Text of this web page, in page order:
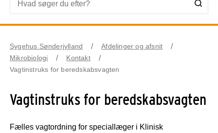
Sygehus Sønderjylland
Afdelinger og afsnit
Mikrobiologi
Kontakt
Vagtinstruks for beredskabsvagten
Vagtinstruks for beredskabsvagten
Fælles vagtordning for speciallæger i Klinisk